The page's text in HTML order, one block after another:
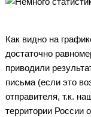
Как видно на
достаточно
приводили
письма (если это
отправителя, т.к.
территории России